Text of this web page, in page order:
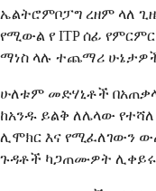
ኤልትሮምቦፓግ ረዘም ላለ
የሚውል የ ITP ሰፊ
ማነስ ላሉ ተጨማሪ
ሁለቱም መድሃኒቶች
ከአንዱ ይልቅ ለሌላው
ሊሞክር እና የሚፈለገውን
ጉዳቶች ካጋጠሙዎት